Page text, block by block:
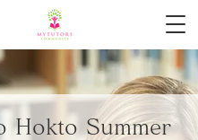
Hokto Summer